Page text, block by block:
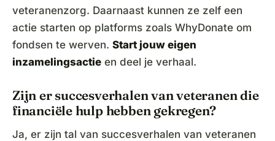
veteranenzorg. Daarnaast kunnen ze zelf een
actie starten op platforms zoals WhyDonate om
fondsen te werven. Start jouw eigen
inzamelingsactie en deel je verhaal.
Zijn er succesverhalen van veteranen die
financiële hulp hebben gekregen?
Ja, er zijn tal van succesverhalen van veteranen